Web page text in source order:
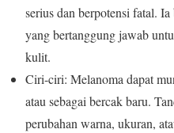
serius dan berpotensi fatal.
yang bertanggung jawab
kulit.
Ciri-ciri: Melanoma dapat
atau sebagai bercak baru.
perubahan warna, ukuran,